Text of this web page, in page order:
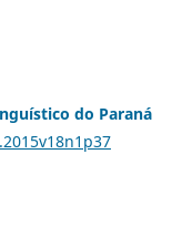
do Paraná